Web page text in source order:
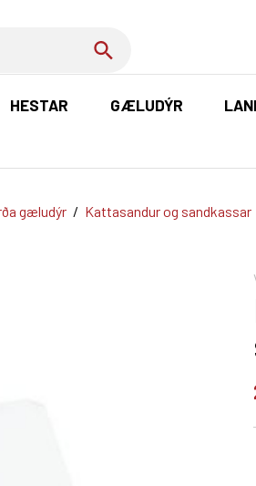
HESTAR GÆLUDÝR
gæludýr / Kattasandur og sandkassar